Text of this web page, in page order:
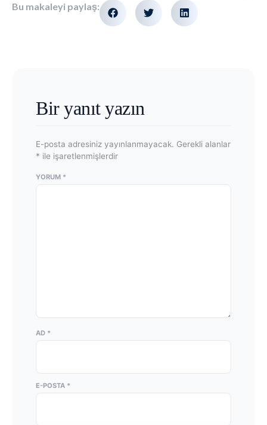
Bu makaleyi paylaş:
Bir yanıt yazın
E-posta adresiniz yayınlanmayacak. Gerekli alanlar
* ile işaretlenmişlerdir
YORUM *
AD *
E-POSTA *